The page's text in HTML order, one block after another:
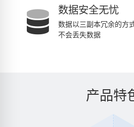
数据安全无忧
数据以三副本冗余的方
不会丢失数据
产品特